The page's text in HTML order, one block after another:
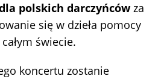
polskich darczyńcówza
się w dzieła pomocy
świecie.
koncertu zostanie